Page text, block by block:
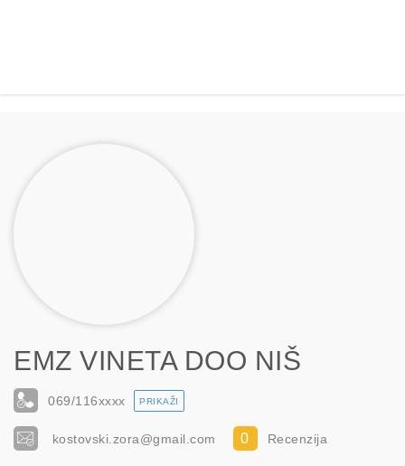
EMZ VINETA DOO NIŠ
069/116xxxx PRIKAŽI
kostovski.zora@gmail.com 0 Recenzija